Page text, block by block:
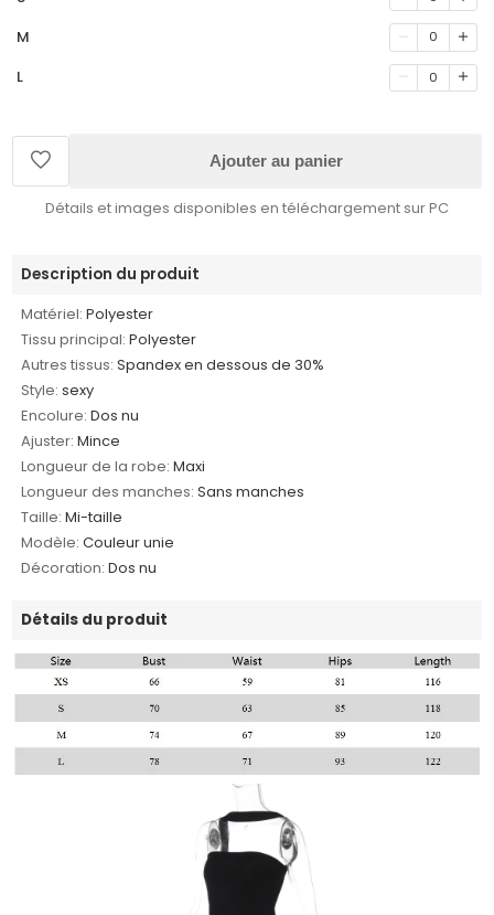
M 0
L 0
Ajouter au panier
Détails et images disponibles en téléchargement sur PC
Description du produit
Matériel: Polyester
Tissu principal: Polyester
Autres tissus: Spandex en dessous de 30%
Style: sexy
Encolure: Dos nu
Ajuster: Mince
Longueur de la robe: Maxi
Longueur des manches: Sans manches
Taille: Mi-taille
Modèle: Couleur unie
Décoration: Dos nu
Détails du produit